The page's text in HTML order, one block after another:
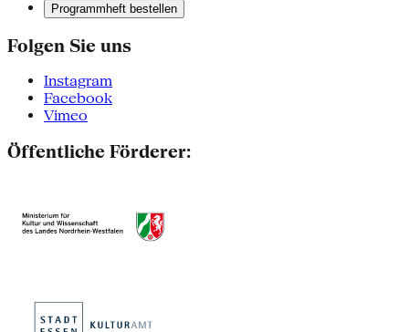
Programmheft bestellen
Folgen Sie uns
Instagram
Facebook
Vimeo
Öffentliche Förderer: